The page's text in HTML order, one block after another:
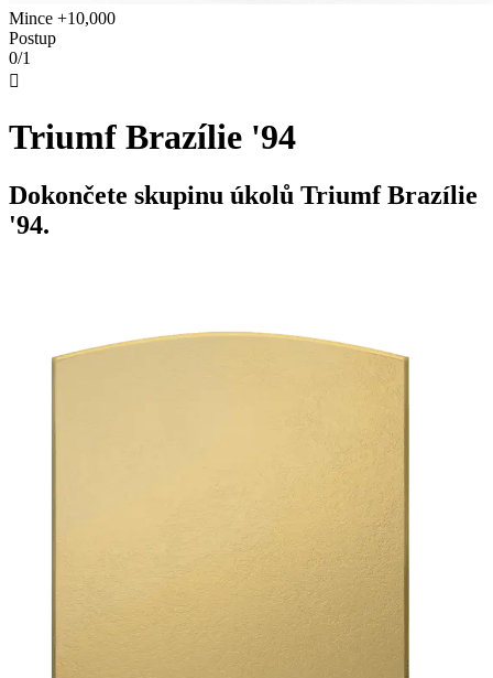
Mince +10,000
Postup
0/1

Triumf Brazílie '94
Dokončete skupinu úkolů Triumf Brazílie
'94.